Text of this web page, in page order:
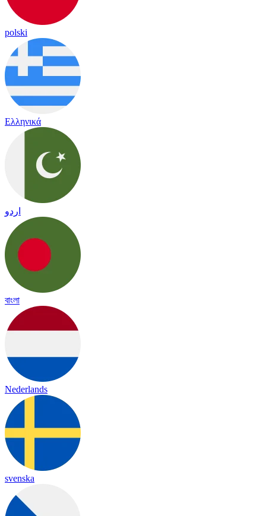
polski
Ελληνικά
اردو
বাংলা
Nederlands
svenska